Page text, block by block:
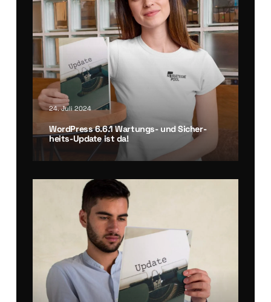
24. Juli 2024
Word­Press 6.6.1 War­tungs- und Sicher­
heits-Update ist da!